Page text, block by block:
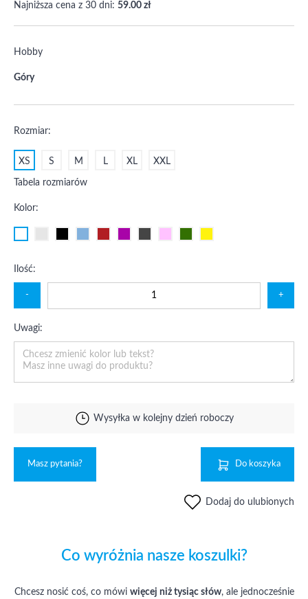
Najniższa cena z 30 dni: 59.00 zł
Hobby
Góry
Rozmiar:
XS S M L XL XXL
Tabela rozmiarów
Kolor:
Ilość:
- +
Uwagi:
Wysyłka w kolejny dzień roboczy
Masz pytania? Do koszyka
Dodaj do ulubionych
Co wyróżnia nasze koszulki?
Chcesz nosić coś, co mówi więcej niż tysiąc słów, ale jednocześnie